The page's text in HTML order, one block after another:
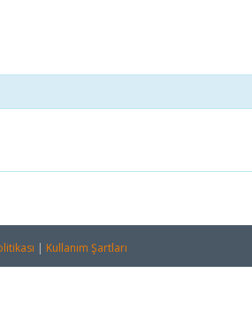
| Kullanım Şartları